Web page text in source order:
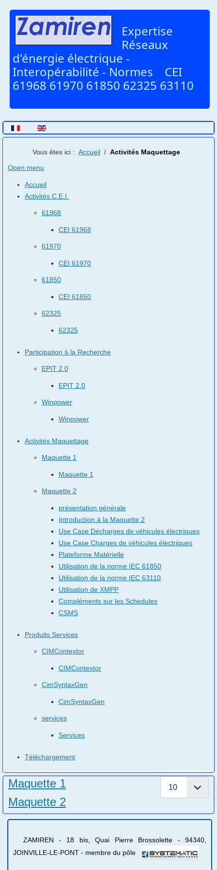
Expertise
Réseaux
d'énergie électrique -
Interopérabilité - Normes CEI
61968 61970 61850 62325 63110
Sélectionnez votre langue
Vous êtes ici : Accueil
Activités Maquettage
Open menu
Accueil
Activités C.E.I.
61968
CEI 61968
61970
CEI 61970
61850
CEI 61850
62325
62325
Participation à la Recherche
EPIT 2.0
EPIT 2.0
Winpower
Winpower
Activités Maquettage
Maquette 1
Maquette 1
Maquette 2
présentation générale
Introduction à la Maquette 2
Use Case Décharges de véhicules électriques
Use Case Charges de véhicules électriques
Plateforme Matérielle
Utilisation de la norme IEC 61850
Utilisation de la norme IEC 63110
Utilisation de XMPP
Compléments sur les Schedules
CSMS
Produits Services
CIMContextor
CIMContextor
CimSyntaxGen
CimSyntaxGen
services
Services
Téléchargement
Maquette 1
Maquette 2
ZAMIREN - 18 bis, Quai Pierre Brossolette - 94340,
JOINVILLE-LE-PONT - membre du pôle